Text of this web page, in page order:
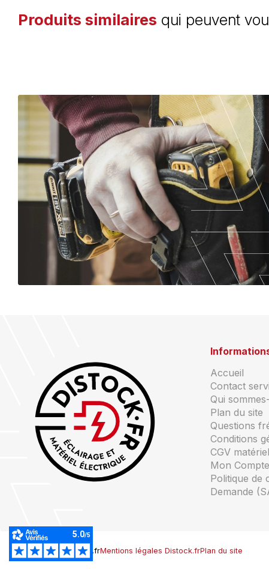
Produits similaires qui peuvent
Accueil
Contact
Qui
Plan du site
Questions
Conditions
CGV
Mon Compte
Politique de
Demande
© Copyright Distock.frMentions légales Distock.frPlan du site